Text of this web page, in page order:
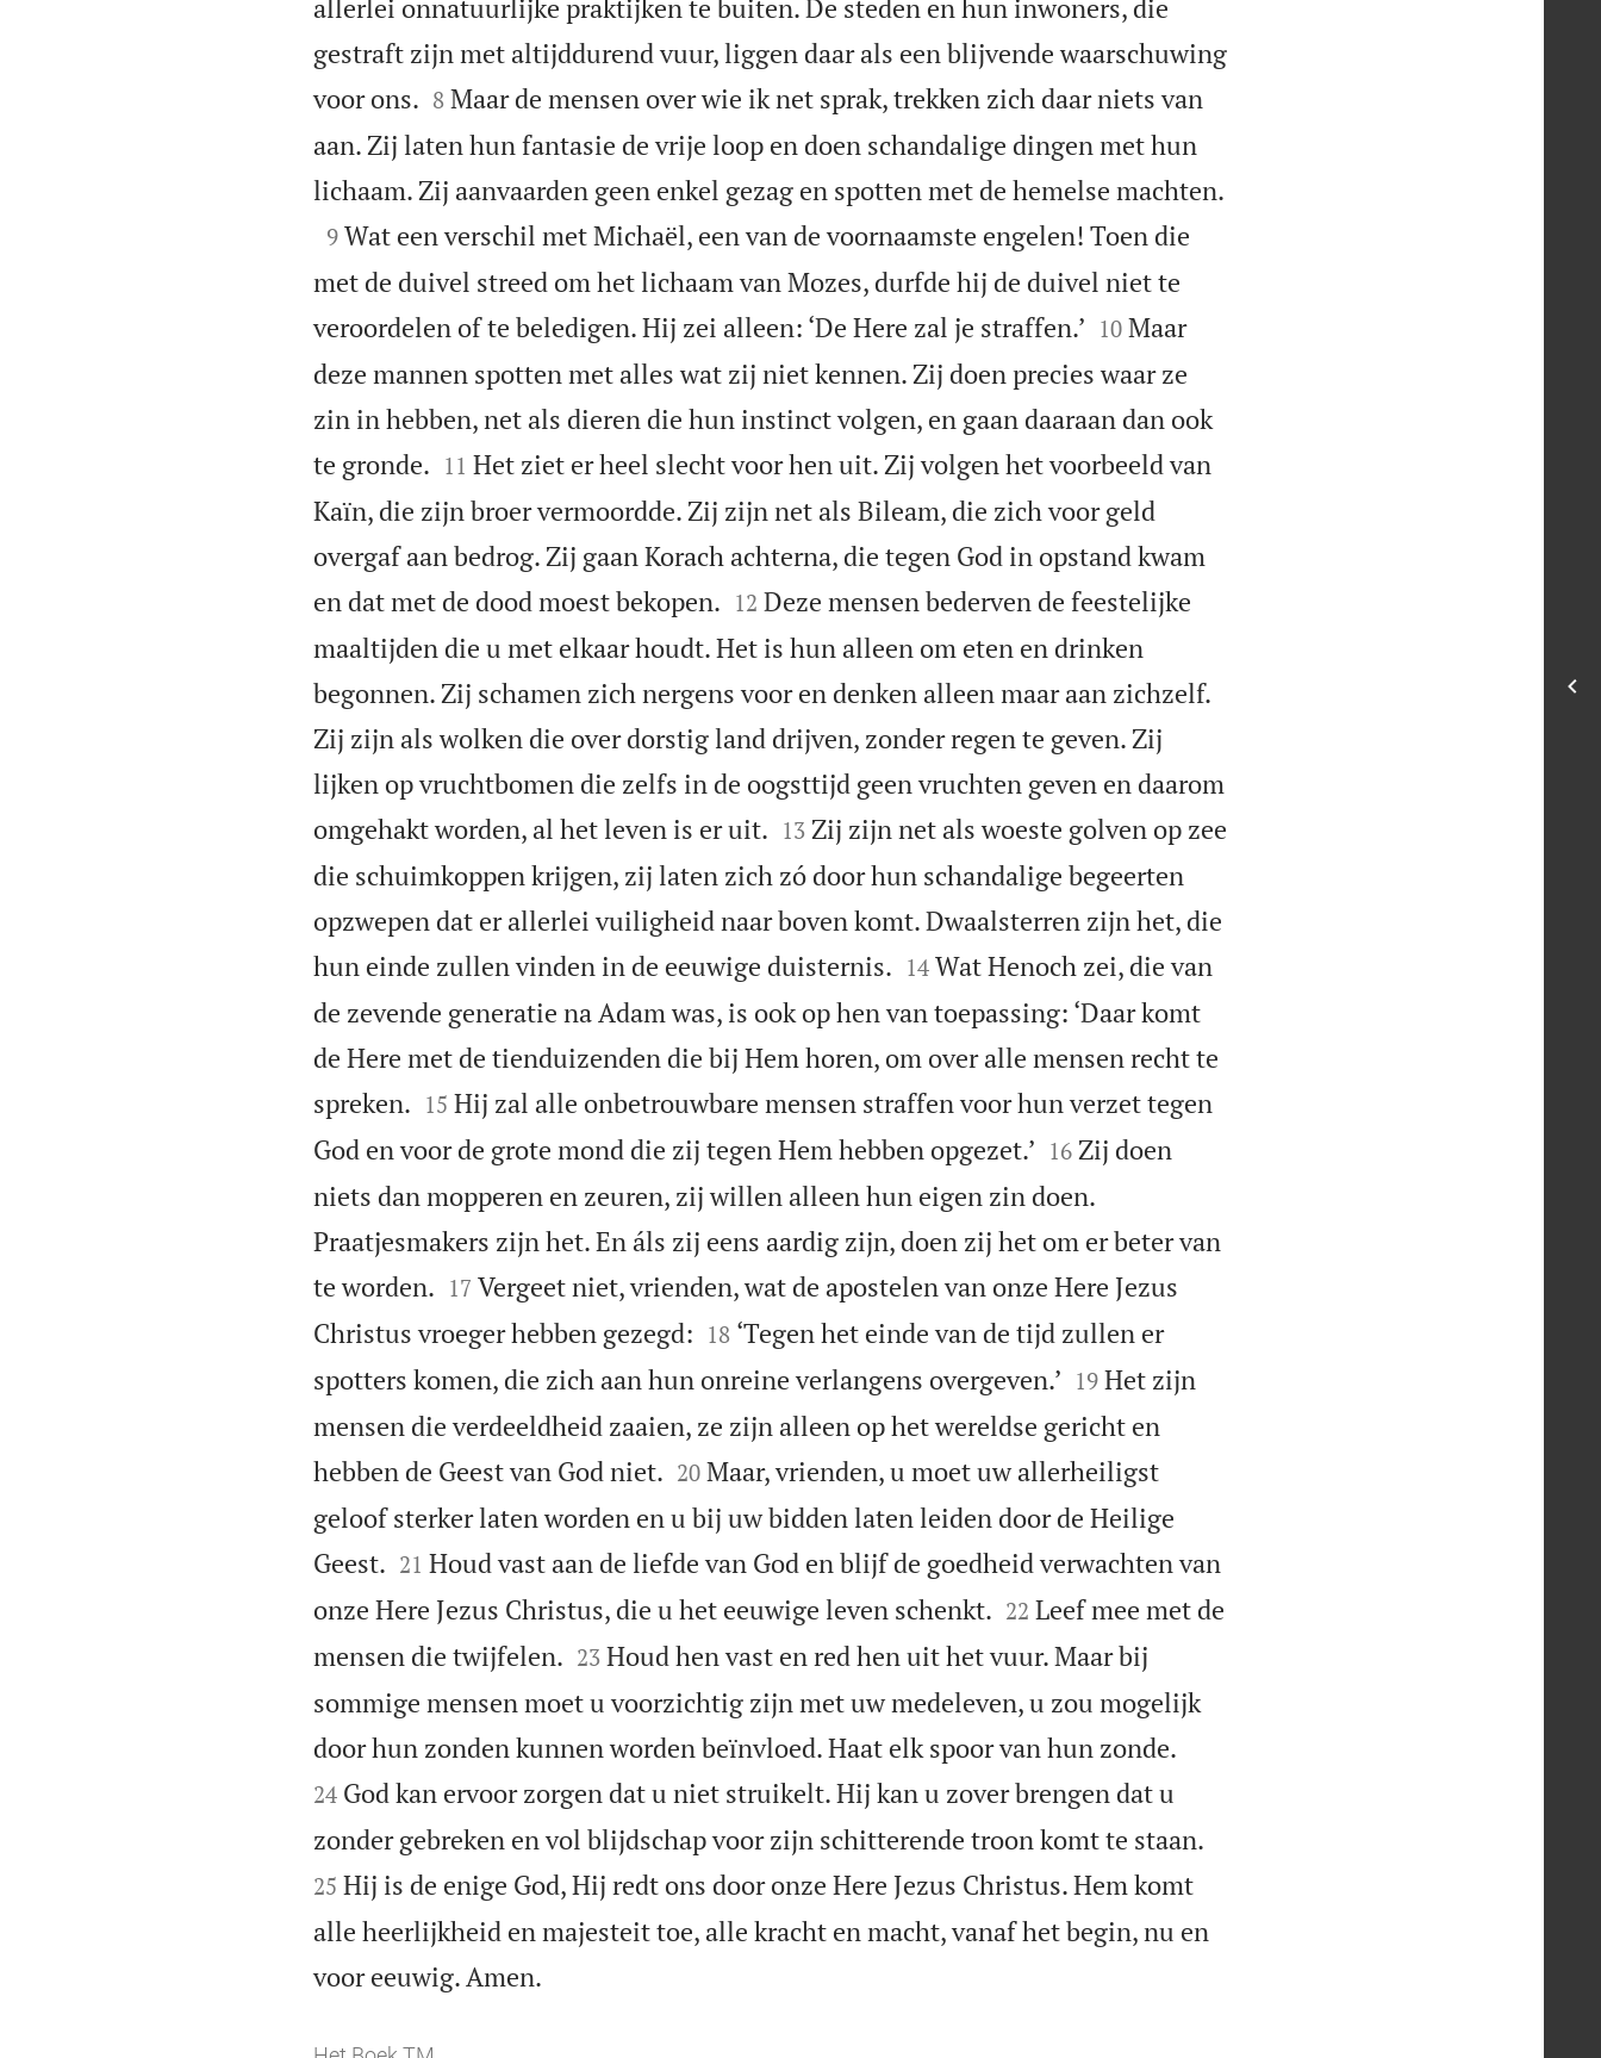
allerlei onnatuurlijke praktijken te buiten. De steden en hun inwoners, die
gestraft zijn met altijddurend vuur, liggen daar als een blijvende waarschuwing
voor ons.
8 Maar de mensen over wie ik net sprak, trekken zich daar niets van
aan. Zij laten hun fantasie de vrije loop en doen schandalige dingen met hun
lichaam. Zij aanvaarden geen enkel gezag en spotten met de hemelse machten.

9 Wat een verschil met Michaël, een van de voornaamste engelen! Toen die
met de duivel streed om het lichaam van Mozes, durfde hij de duivel niet te
veroordelen of te beledigen. Hij zei alleen: ‘De Here zal je straffen.’
10 Maar
deze mannen spotten met alles wat zij niet kennen. Zij doen precies waar ze
zin in hebben, net als dieren die hun instinct volgen, en gaan daaraan dan ook
te gronde.
11 Het ziet er heel slecht voor hen uit. Zij volgen het voorbeeld van
Kaïn, die zijn broer vermoordde. Zij zijn net als Bileam, die zich voor geld
overgaf aan bedrog. Zij gaan Korach achterna, die tegen God in opstand kwam
en dat met de dood moest bekopen.
12 Deze mensen bederven de feestelijke
maaltijden die u met elkaar houdt. Het is hun alleen om eten en drinken
begonnen. Zij schamen zich nergens voor en denken alleen maar aan zichzelf.
Zij zijn als wolken die over dorstig land drijven, zonder regen te geven. Zij
lijken op vruchtbomen die zelfs in de oogsttijd geen vruchten geven en daarom
omgehakt worden, al het leven is er uit.
13 Zij zijn net als woeste golven op zee
die schuimkoppen krijgen, zij laten zich zó door hun schandalige begeerten
opzwepen dat er allerlei vuiligheid naar boven komt. Dwaalsterren zijn het, die
hun einde zullen vinden in de eeuwige duisternis.
14 Wat Henoch zei, die van
de zevende generatie na Adam was, is ook op hen van toepassing: ‘Daar komt
de Here met de tienduizenden die bij Hem horen, om over alle mensen recht te
spreken.
15 Hij zal alle onbetrouwbare mensen straffen voor hun verzet tegen
God en voor de grote mond die zij tegen Hem hebben opgezet.’
16 Zij doen
niets dan mopperen en zeuren, zij willen alleen hun eigen zin doen.
Praatjesmakers zijn het. En áls zij eens aardig zijn, doen zij het om er beter van
te worden.
17 Vergeet niet, vrienden, wat de apostelen van onze Here Jezus
Christus vroeger hebben gezegd:
18 ‘Tegen het einde van de tijd zullen er
spotters komen, die zich aan hun onreine verlangens overgeven.’
19 Het zijn
mensen die verdeeldheid zaaien, ze zijn alleen op het wereldse gericht en
hebben de Geest van God niet.
20 Maar, vrienden, u moet uw allerheiligst
geloof sterker laten worden en u bij uw bidden laten leiden door de Heilige
Geest.
21 Houd vast aan de liefde van God en blijf de goedheid verwachten van
onze Here Jezus Christus, die u het eeuwige leven schenkt.
22 Leef mee met de
mensen die twijfelen.
23 Houd hen vast en red hen uit het vuur. Maar bij
sommige mensen moet u voorzichtig zijn met uw medeleven, u zou mogelijk
door hun zonden kunnen worden beïnvloed. Haat elk spoor van hun zonde.
24 God kan ervoor zorgen dat u niet struikelt. Hij kan u zover brengen dat u
zonder gebreken en vol blijdschap voor zijn schitterende troon komt te staan.
25 Hij is de enige God, Hij redt ons door onze Here Jezus Christus. Hem komt
alle heerlijkheid en majesteit toe, alle kracht en macht, vanaf het begin, nu en
voor eeuwig. Amen.